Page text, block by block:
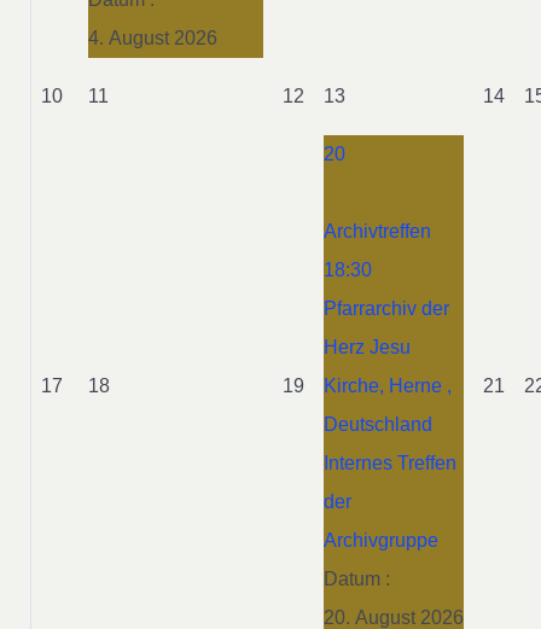
4. August 2026
10 11 12 13 14
17 18 19
20
Archivtreffen
18:30
Pfarrarchiv der
Herz Jesu
Kirche, Herne ,
Deutschland
Internes Treffen
der
Archivgruppe
Datum :
20. August 2026
21